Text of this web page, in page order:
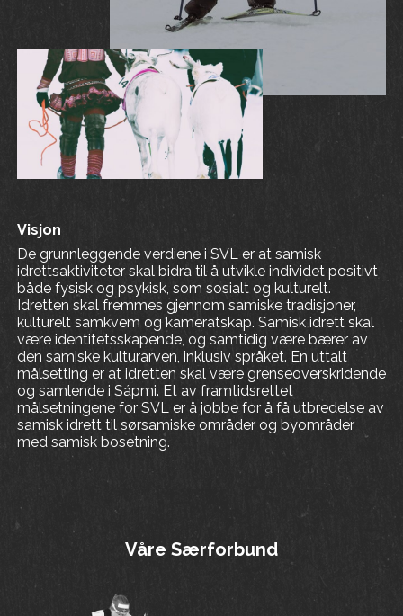
Visjon
De grunnleggende verdiene i SVL er at samisk
idrettsaktiviteter skal bidra til å utvikle individet positivt
både fysisk og psykisk, som sosialt og kulturelt.
Idretten skal fremmes gjennom samiske tradisjoner,
kulturelt samkvem og kameratskap. Samisk idrett skal
være identitetsskapende, og samtidig være bærer av
den samiske kulturarven, inklusiv språket. En uttalt
målsetting er at idretten skal være grenseoverskridende
og samlende i Sápmi. Et av framtidsrettet
målsetningene for SVL er å jobbe for å få utbredelse av
samisk idrett til sørsamiske områder og byområder
med samisk bosetning.
Våre Særforbund